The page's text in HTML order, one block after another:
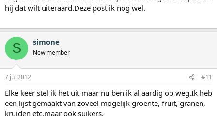
hij dat wilt uiteraard.Deze post ik nog wel.
S simone
New member
7 jul 2012 #11
Elke keer stel ik het uit maar nu ben ik al aardig op weg.Ik heb
een lijst gemaakt van zoveel mogelijk groente, fruit, granen,
kruiden etc.maar ook suikers.